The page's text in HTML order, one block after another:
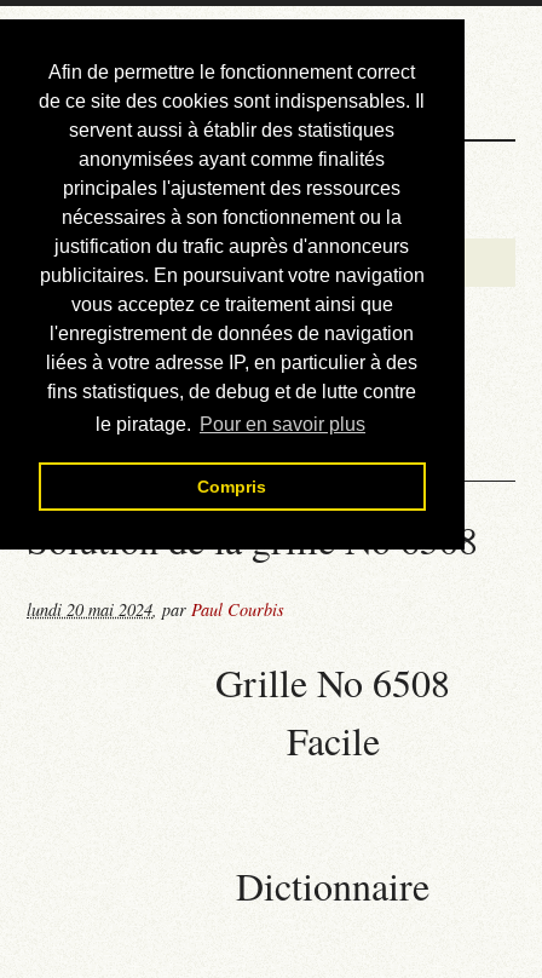
Afin de permettre le fonctionnement correct
de ce site des cookies sont indispensables. Il
servent aussi à établir des statistiques
anonymisées ayant comme finalités
principales l'ajustement des ressources
nécessaires à son fonctionnement ou la
justification du trafic auprès d'annonceurs
publicitaires. En poursuivant votre navigation
vous acceptez ce traitement ainsi que
l'enregistrement de données de navigation
liées à votre adresse IP, en particulier à des
fins statistiques, de debug et de lutte contre
le piratage. Pour en savoir plus
Compris
Courbis, « LE »
Blog Officiel
Bienvenue
Réalisations
Divers (et d’été)
Annonces
Liens externes
Téléchargement
Contact
Solution de la grille No 6508
lundi 20 mai 2024,parPaul Courbis
Grille No 6508
Facile
Dictionnaire